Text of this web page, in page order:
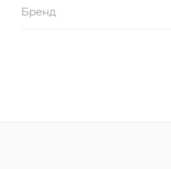
Бренд